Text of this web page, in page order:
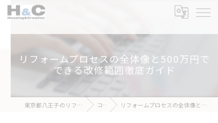
リフォームプロセスの全体像と500万円で
できる改修範囲徹底ガイド
東京都八王子のリフォームなら株式会社H&C コラム リフォームプロセスの全体像と500万円でできる改修範囲徹底ガイド